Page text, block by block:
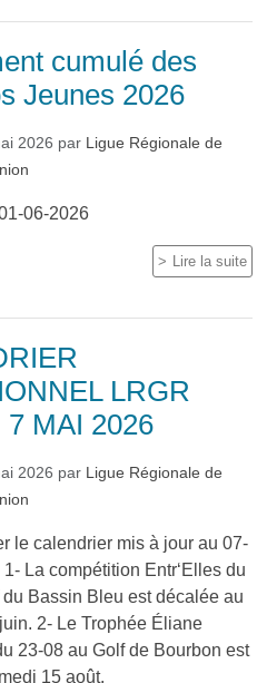
cumulé des
Jeunes 2026
2026 par Ligue Régionale de
06-2026
Lire la suite
LRGR
7 MAI 2026
2026 par Ligue Régionale de
le calendrier mis à jour au 07-
La compétition Entr‘Elles du
Bassin Bleu est décalée au
2- Le Trophée Éliane
23-08 au Golf de Bourbon est
15 août.